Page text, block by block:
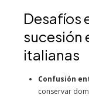
Desafíos
sucesión
italianas
Confusión
conservar